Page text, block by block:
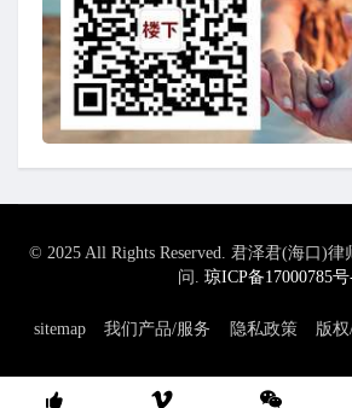
© 2025 All Rights Reserved. 君泽君(海口)
问. 琼ICP备17000785号
sitemap 我们产品/服务 隐私政策 版